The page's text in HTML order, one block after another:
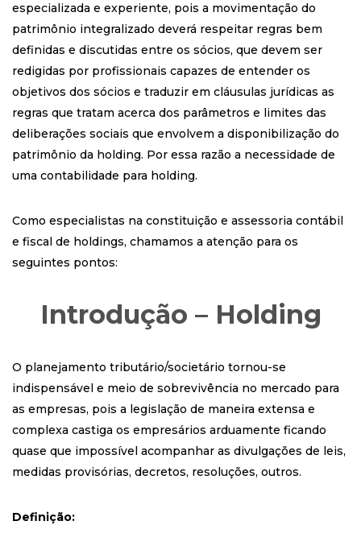
especializada e experiente, pois a movimentação do
patrimônio integralizado deverá respeitar regras bem
definidas e discutidas entre os sócios, que devem ser
redigidas por profissionais capazes de entender os
objetivos dos sócios e traduzir em cláusulas jurídicas as
regras que tratam acerca dos parâmetros e limites das
deliberações sociais que envolvem a disponibilização do
patrimônio da holding. Por essa razão a necessidade de
uma contabilidade para holding.
Como especialistas na constituição e assessoria contábil
e fiscal de holdings, chamamos a atenção para os
seguintes pontos:
Introdução – Holding
O planejamento tributário/societário tornou-se
indispensável e meio de sobrevivência no mercado para
as empresas, pois a legislação de maneira extensa e
complexa castiga os empresários arduamente ficando
quase que impossível acompanhar as divulgações de leis,
medidas provisórias, decretos, resoluções, outros.
Definição: